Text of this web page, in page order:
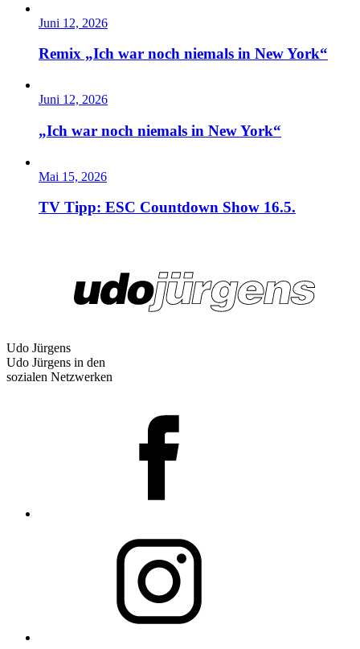
Juni 12, 2026
Remix „Ich war noch niemals in New York“
Juni 12, 2026
„Ich war noch niemals in New York“
Mai 15, 2026
TV Tipp: ESC Countdown Show 16.5.
Udo Jürgens
Udo Jürgens in den
sozialen Netzwerken